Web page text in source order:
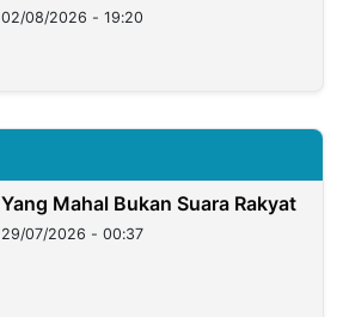
02/08/2026 - 19:20
Yang Mahal Bukan Suara Rakyat
29/07/2026 - 00:37